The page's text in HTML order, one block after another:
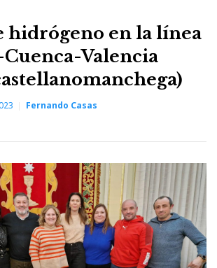
hidrógeno en la línea
Valencia
Fernando Casas